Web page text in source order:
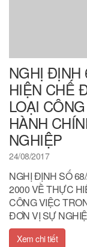
NGHỊ ĐỊNH
HIỆN CHẾ
LOẠI
HÀNH
NGHIỆP
24/08/2017
NGHỊ ĐỊNH SỐ
2000 VỀ THỰC
CÔNG VIỆC
ĐƠN VỊ SỰ
Xem chi tiết